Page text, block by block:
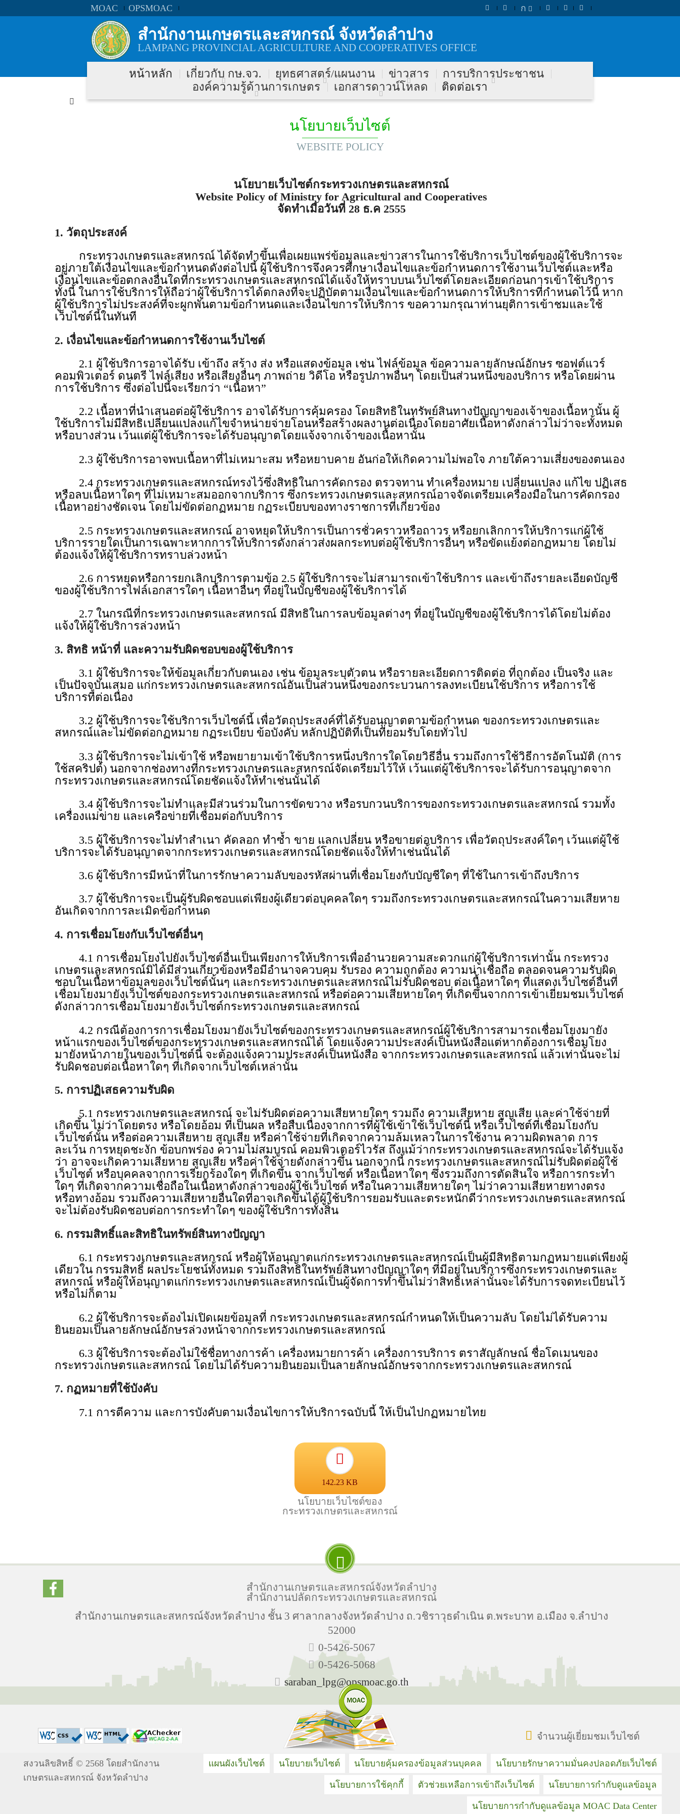
MOAC OPSMOAC ก
สำนักงานเกษตรและสหกรณ์ จังหวัดลำปาง
LAMPANG PROVINCIAL AGRICULTURE AND COOPERATIVES OFFICE
หน้าหลัก เกี่ยวกับ กษ.จว. ยุทธศาสตร์/แผนงาน ข่าวสาร
การบริการประชาชน
องค์ความรู้ด้านการเกษตร
เอกสารดาวน์โหลด ติดต่อเรา
นโยบายเว็บไซต์
WEBSITE POLICY
นโยบายเว็บไซต์กระทรวงเกษตรและสหกรณ์
Website Policy of Ministry for Agricultural and Cooperatives
จัดทำเมื่อวันที่ 28 ธ.ค 2555
1. วัตถุประสงค์
กระทรวงเกษตรและสหกรณ์ ได้จัดทําขึ้นเพื่อเผยแพร่ข้อมูลและข่าวสารในการใช้บริการเว็บไซต์ของผู้ใช้บริการจะ
อยู่ภายใต้เงื่อนไขและข้อกําหนดดังต่อไปนี้ ผู้ใช้บริการจึงควรศึกษาเงื่อนไขและข้อกําหนดการใช้งานเว็บไซต์และหรือ
เงื่อนไขและข้อตกลงอื่นใดที่กระทรวงเกษตรและสหกรณ์ได้แจ้งให้ทราบบนเว็บไซต์โดยละเอียดก่อนการเข้าใช้บริการ
ทั้งนี้ ในการใช้บริการให้ถือว่าผู้ใช้บริการได้ตกลงที่จะปฏิบัตตามเงื่อนไขและข้อกําหนดการให้บริการที่กําหนดไว้นี้ หาก
ผู้ใช้บริการไม่ประสงค์ที่จะผูกพันตามข้อกําหนดและเงื่อนไขการให้บริการ ขอความกรุณาท่านยุติการเข้าชมและใช้
เว็บไซต์นี้ในทันที
2. เงื่อนไขและข้อกําหนดการใช้งานเว็บไซต์
2.1 ผู้ใช้บริการอาจได้รับ เข้าถึง สร้าง ส่ง หรือแสดงข้อมูล เช่น ไฟล์ข้อมูล ข้อความลายลักษณ์อักษร ซอฟต์แวร์
คอมพิวเตอร์ ดนตรี ไฟล์เสียง หรือเสียงอื่นๆ ภาพถ่าย วิดีโอ หรือรูปภาพอื่นๆ โดยเป็นส่วนหนึ่งของบริการ หรือโดยผ่าน
การใช้บริการ ซึ่งต่อไปนี้จะเรียกว่า “เนื้อหา”
2.2 เนื้อหาที่นําเสนอต่อผู้ใช้บริการ อาจได้รับการคุ้มครอง โดยสิทธิในทรัพย์สินทางปัญญาของเจ้าของเนื้อหานั้น ผู้
ใช้บริการไม่มีสิทธิเปลี่ยนแปลงแก้ไขจําหน่ายจ่ายโอนหรือสร้างผลงานต่อเนื่องโดยอาศัยเนื้อหาดังกล่าวไม่ว่าจะทั้งหมด
หรือบางส่วน เว้นแต่ผู้ใช้บริการจะได้รับอนุญาตโดยแจ้งจากเจ้าของเนื้อหานั้น
2.3 ผู้ใช้บริการอาจพบเนื้อหาที่ไม่เหมาะสม หรือหยาบคาย อันก่อให้เกิดความไม่พอใจ ภายใต้ความเสี่ยงของตนเอง
2.4 กระทรวงเกษตรและสหกรณ์ทรงไว้ซึ่งสิทธิในการคัดกรอง ตรวจทาน ทําเครื่องหมาย เปลี่ยนแปลง แก้ไข ปฏิเสธ
หรือลบเนื้อหาใดๆ ที่ไม่เหมาะสมออกจากบริการ ซึ่งกระทรวงเกษตรและสหกรณ์อาจจัดเตรียมเครื่องมือในการคัดกรอง
เนื้อหาอย่างชัดเจน โดยไม่ขัดต่อกฏหมาย กฏระเบียบของทางราชการที่เกี่ยวข้อง
2.5 กระทรวงเกษตรและสหกรณ์ อาจหยุดให้บริการเป็นการชั่วคราวหรือถาวร หรือยกเลิกการให้บริการแก่ผู้ใช้
บริการรายใดเป็นการเฉพาะหากการให้บริการดังกล่าวส่งผลกระทบต่อผู้ใช้บริการอื่นๆ หรือขัดแย้งต่อกฏหมาย โดยไม่
ต้องแจ้งให้ผู้ใช้บริการทราบล่วงหน้า
2.6 การหยุดหรือการยกเลิกบริการตามข้อ 2.5 ผู้ใช้บริการจะไม่สามารถเข้าใช้บริการ และเข้าถึงรายละเอียดบัญชี
ของผู้ใช้บริการไฟล์เอกสารใดๆ เนื้อหาอื่นๆ ที่อยู่ในบัญชีของผู้ใช้บริการได้
2.7 ในกรณีที่กระทรวงเกษตรและสหกรณ์ มีสิทธิในการลบข้อมูลต่างๆ ที่อยู่ในบัญชีของผู้ใช้บริการได้โดยไม่ต้อง
แจ้งให้ผู้ใช้บริการล่วงหน้า
3. สิทธิ หน้าที่ และความรับผิดชอบของผู้ใช้บริการ
3.1 ผู้ใช้บริการจะให้ข้อมูลเกี่ยวกับตนเอง เช่น ข้อมูลระบุตัวตน หรือรายละเอียดการติดต่อ ที่ถูกต้อง เป็นจริง และ
เป็นปัจจุบันเสมอ แก่กระทรวงเกษตรและสหกรณ์อันเป็นส่วนหนึ่งของกระบวนการลงทะเบียนใช้บริการ หรือการใช้
บริการที่ต่อเนื่อง
3.2 ผู้ใช้บริการจะใช้บริการเว็บไซต์นี้ เพื่อวัตถุประสงค์ที่ได้รับอนุญาตตามข้อกําหนด ของกระทรวงเกษตรและ
สหกรณ์และไม่ขัดต่อกฏหมาย กฏระเบียบ ข้อบังคับ หลักปฏิบัติที่เป็นที่ยอมรับโดยทั่วไป
3.3 ผู้ใช้บริการจะไม่เข้าใช้ หรือพยายามเข้าใช้บริการหนึ่งบริการใดโดยวิธีอื่น รวมถึงการใช้วิธีการอัตโนมัติ (การ
ใช้สคริปต์) นอกจากช่องทางที่กระทรวงเกษตรและสหกรณ์จัดเตรียมไว้ให้ เว้นแต่ผู้ใช้บริการจะได้รับการอนุญาตจาก
กระทรวงเกษตรและสหกรณ์โดยชัดแจ้งให้ทำเช่นนั้นได้
3.4 ผู้ใช้บริการจะไม่ทําและมีส่วนร่วมในการขัดขวาง หรือรบกวนบริการของกระทรวงเกษตรและสหกรณ์ รวมทั้ง
เครื่องแม่ข่าย และเครือข่ายที่เชื่อมต่อกับบริการ
3.5 ผู้ใช้บริการจะไม่ทําสําเนา คัดลอก ทําซ้ำ ขาย แลกเปลี่ยน หรือขายต่อบริการ เพื่อวัตถุประสงค์ใดๆ เว้นแต่ผู้ใช้
บริการจะได้รับอนุญาตจากกระทรวงเกษตรและสหกรณ์โดยชัดแจ้งให้ทําเช่นนั้นได้
3.6 ผู้ใช้บริการมีหน้าที่ในการรักษาความลับของรหัสผ่านที่เชื่อมโยงกับบัญชีใดๆ ที่ใช้ในการเข้าถึงบริการ
3.7 ผู้ใช้บริการจะเป็นผู้รับผิดชอบแต่เพียงผู้เดียวต่อบุคคลใดๆ รวมถึงกระทรวงเกษตรและสหกรณ์ในความเสียหาย
อันเกิดจากการละเมิดข้อกําหนด
4. การเชื่อมโยงกับเว็บไซต์อื่นๆ
4.1 การเชื่อมโยงไปยังเว็บไซต์อื่นเป็นเพียงการให้บริการเพื่ออํานวยความสะดวกแก่ผู้ใช้บริการเท่านั้น กระทรวง
เกษตรและสหกรณ์มิได้มีส่วนเกี่ยวข้องหรือมีอํานาจควบคุม รับรอง ความถูกต้อง ความน่าเชื่อถือ ตลอดจนความรับผิด
ชอบในเนื้อหาข้อมูลของเว็บไซต์นั้นๆ และกระทรวงเกษตรและสหกรณ์ไม่รับผิดชอบ ต่อเนื้อหาใดๆ ที่แสดงเว็บไซต์อื่นที่
เชื่อมโยงมายังเว็บไซต์ของกระทรวงเกษตรและสหกรณ์ หรือต่อความเสียหายใดๆ ที่เกิดขึ้นจากการเข้าเยี่ยมชมเว็บไซต์
ดังกล่าวการเชื่อมโยงมายังเว็บไซต์กระทรวงเกษตรและสหกรณ์
4.2 กรณีต้องการการเชื่อมโยงมายังเว็บไซต์ของกระทรวงเกษตรและสหกรณ์ผู้ใช้บริการสามารถเชื่อมโยงมายัง
หน้าแรกของเว็บไซต์ของกระทรวงเกษตรและสหกรณ์ได้ โดยแจ้งความประสงค์เป็นหนังสือแต่หากต้องการเชื่อมโยง
มายังหน้าภายในของเว็บไซต์นี้ จะต้องแจ้งความประสงค์เป็นหนังสือ จากกระทรวงเกษตรและสหกรณ์ แล้วเท่านั้นจะไม่
รับผิดชอบต่อเนื้อหาใดๆ ที่เกิดจากเว็บไซต์เหล่านั้น
5. การปฏิเสธความรับผิด
5.1 กระทรวงเกษตรและสหกรณ์ จะไม่รับผิดต่อความเสียหายใดๆ รวมถึง ความเสียหาย สูญเสีย และค่าใช้จ่ายที่
เกิดขึ้น ไม่ว่าโดยตรง หรือโดยอ้อม ที่เป็นผล หรือสืบเนื่องจากการที่ผู้ใช้เข้าใช้เว็บไซต์นี้ หรือเว็บไซต์ที่เชื่อมโยงกับ
เว็บไซต์นั้น หรือต่อความเสียหาย สูญเสีย หรือค่าใช้จ่ายที่เกิดจากความล้มเหลวในการใช้งาน ความผิดพลาด การ
ละเว้น การหยุดชะงัก ข้อบกพร่อง ความไม่สมบูรณ์ คอมพิวเตอร์ไวรัส ถึงแม้ว่ากระทรวงเกษตรและสหกรณ์จะได้รับแจ้ง
ว่า อาจจะเกิดความเสียหาย สูญเสีย หรือค่าใช้จ่ายดังกล่าวขึ้น นอกจากนี้ กระทรวงเกษตรและสหกรณ์ไม่รับผิดต่อผู้ใช้
เว็บไซต์ หรือบุคคลจากการเรียกร้องใดๆ ที่เกิดขึ้น จากเว็บไซต์ หรือเนื้อหาใดๆ ซึ่งรวมถึงการตัดสินใจ หรือการกระทํา
ใดๆ ที่เกิดจากความเชื่อถือในเนื้อหาดังกล่าวของผู้ใช้เว็บไซต์ หรือในความเสียหายใดๆ ไม่ว่าความเสียหายทางตรง
หรือทางอ้อม รวมถึงความเสียหายอื่นใดที่อาจเกิดขึ้นได้ผู้ใช้บริการยอมรับและตระหนักดีว่ากระทรวงเกษตรและสหกรณ์
จะไม่ต้องรับผิดชอบต่อการกระทําใดๆ ของผู้ใช้บริการทั้งสิ้น
6. กรรมสิทธิ์และสิทธิในทรัพย์สินทางปัญญา
6.1 กระทรวงเกษตรและสหกรณ์ หรือผู้ให้อนุญาตแก่กระทรวงเกษตรและสหกรณ์เป็นผู้มีสิทธิตามกฏหมายแต่เพียงผู้
เดียวใน กรรมสิทธิ์ ผลประโยชน์ทั้งหมด รวมถึงสิทธิในทรัพย์สินทางปัญญาใดๆ ที่มีอยู่ในบริการซึ่งกระทรวงเกษตรและ
สหกรณ์ หรือผู้ให้อนุญาตแก่กระทรวงเกษตรและสหกรณ์เป็นผู้จัดการทําขึ้นไม่ว่าสิทธิเหล่านั้นจะได้รับการจดทะเบียนไว้
หรือไม่ก็ตาม
6.2 ผู้ใช้บริการจะต้องไม่เปิดเผยข้อมูลที่ กระทรวงเกษตรและสหกรณ์กําหนดให้เป็นความลับ โดยไม่ได้รับความ
ยินยอมเป็นลายลักษณ์อักษรล่วงหน้าจากกระทรวงเกษตรและสหกรณ์
6.3 ผู้ใช้บริการจะต้องไม่ใช้ชื่อทางการค้า เครื่องหมายการค้า เครื่องการบริการ ตราสัญลักษณ์ ชื่อโดเมนของ
กระทรวงเกษตรและสหกรณ์ โดยไม่ได้รับความยินยอมเป็นลายลักษณ์อักษรจากกระทรวงเกษตรและสหกรณ์
7. กฏหมายที่ใช้บังคับ
7.1 การตีความ และการบังคับตามเงื่อนไขการให้บริการฉบับนี้ ให้เป็นไปกฏหมายไทย
142.23 KB
นโยบายเว็บไซต์ของ
กระทรวงเกษตรและสหกรณ์
สำนักงานเกษตรและสหกรณ์จังหวัดลำปาง
สำนักงานปลัดกระทรวงเกษตรและสหกรณ์
สำนักงานเกษตรและสหกรณ์จังหวัดลำปาง ชั้น 3 ศาลากลางจังหวัดลำปาง ถ.วชิราวุธดำเนิน ต.พระบาท อ.เมือง จ.ลำปาง
52000
0-5426-5067
0-5426-5068
saraban_lpg@opsmoac.go.th
จำนวนผู้เยี่ยมชมเว็บไซต์
สงวนลิขสิทธิ์ © 2568 โดยสำนักงาน
เกษตรและสหกรณ์ จังหวัดลำปาง
แผนผังเว็บไซต์ นโยบายเว็บไซต์ นโยบายคุ้มครองข้อมูลส่วนบุคคล นโยบายรักษาความมั่นคงปลอดภัยเว็บไซต์
นโยบายการใช้คุกกี้ ตัวช่วยเหลือการเข้าถึงเว็บไซต์ นโยบายการกำกับดูแลข้อมูล
นโยบายการกำกับดูแลข้อมูล MOAC Data Center